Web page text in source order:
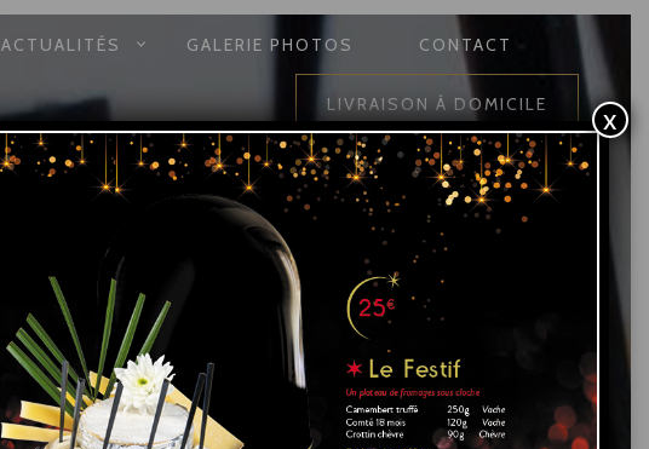
ACTUALITÉS GALERIE PHOTOS CONTACT
LIVRAISON À DOMICILE x